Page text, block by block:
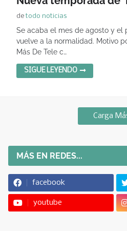
de todo noticias
Se acaba el mes de agosto y el
vuelve a la normalidad. Motivo
Más De Tele c…
SIGUE LEYENDO
Carga
MÁS EN REDES...
facebook
youtube